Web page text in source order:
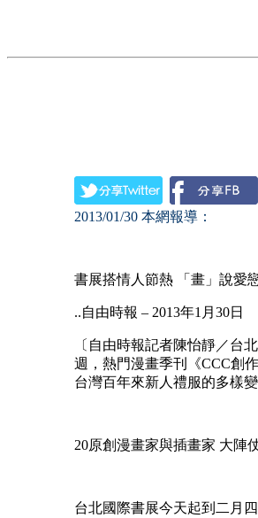
2013/01/30 本網報導：
書展搭情人節熱 「畫」說愛
..自由時報 – 2013年1月30日
〔自由時報記者陳怡靜／台
週，熱門漫畫季刊《CCC創
台灣百年來新人禮服的多樣變
20原創漫畫家與插畫家 大陣
台北國際書展今天起到二月